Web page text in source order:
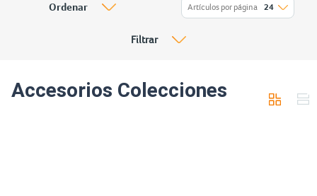
Accesorios Colecciones
Ordenar Artículos por página 24
Filtrar